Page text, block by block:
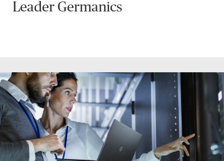
Leader Germanics